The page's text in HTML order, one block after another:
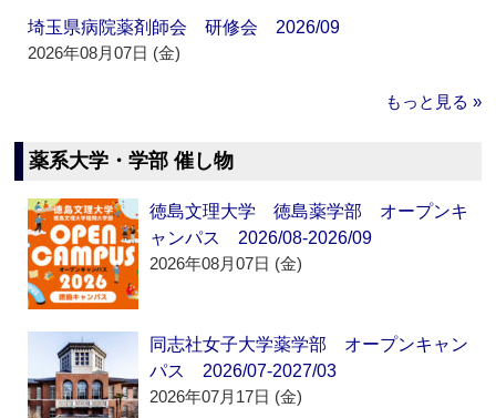
埼玉県病院薬剤師会 研修会 2026/09
2026年08月07日 (金)
もっと見る »
薬系大学・学部 催し物
徳島文理大学 徳島薬学部 オープンキ
ャンパス 2026/08-2026/09
2026年08月07日 (金)
同志社女子大学薬学部 オープンキャン
パス 2026/07-2027/03
2026年07月17日 (金)